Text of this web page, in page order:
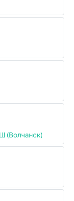
(Волчанск)